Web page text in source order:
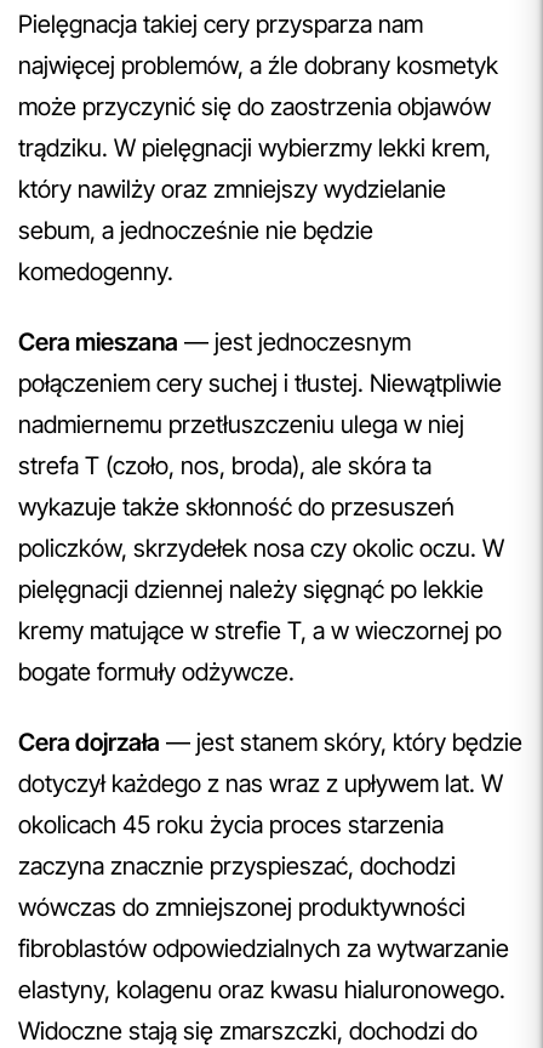
Pielęgnacja takiej cery przysparza nam
najwięcej problemów, a źle dobrany kosmetyk
może przyczynić się do zaostrzenia objawów
trądziku. W pielęgnacji wybierzmy lekki krem,
który nawilży oraz zmniejszy wydzielanie
sebum, a jednocześnie nie będzie
komedogenny.
Cera mieszana — jest jednoczesnym
połączeniem cery suchej i tłustej. Niewątpliwie
nadmiernemu przetłuszczeniu ulega w niej
strefa T (czoło, nos, broda), ale skóra ta
wykazuje także skłonność do przesuszeń
policzków, skrzydełek nosa czy okolic oczu. W
pielęgnacji dziennej należy sięgnąć po lekkie
kremy matujące w strefie T, a w wieczornej po
bogate formuły odżywcze.
Cera dojrzała — jest stanem skóry, który będzie
dotyczył każdego z nas wraz z upływem lat. W
okolicach 45 roku życia proces starzenia
zaczyna znacznie przyspieszać, dochodzi
wówczas do zmniejszonej produktywności
fibroblastów odpowiedzialnych za wytwarzanie
elastyny, kolagenu oraz kwasu hialuronowego.
Widoczne stają się zmarszczki, dochodzi do